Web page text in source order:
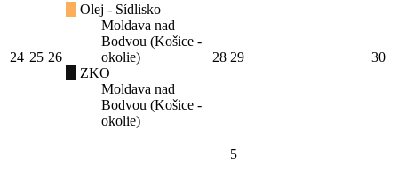
24 25 26
Olej - Sídlisko
Moldava nad
Bodvou (Košice -
okolie)
ZKO
Moldava nad
Bodvou (Košice -
okolie)
28 29 30
5